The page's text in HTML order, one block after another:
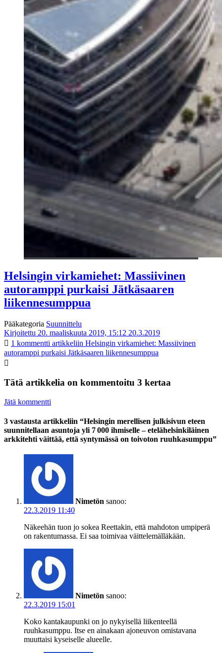
Helsingin virkamiehet: Massiivinen
autoramppi purkaisi Jätkäsaaren
liikennesumppua
Pääkategoria Suunnittelu
Kirjoitettu 20. maaliskuuta 2019, 15:12 20.3.2019
1 kommentti artikkeliin Helsingin virkamiehet: Massiivinen
autoramppi purkaisi Jätkäsaaren liikennesumppua
Tätä artikkelia on kommentoitu 3 kertaa
Jätä kommentti
3 vastausta artikkeliin “Helsingin merellisen julkisivun eteen
suunnitellaan asuntoja yli 7 000 ihmiselle – etelähelsinkiläinen
arkkitehti väittää, että syntymässä on toivoton ruuhkasumppu”
Nimetön sanoo:
22.3.2019 11:40
Näkeehän tuon jo sokea Reettakin, että mahdoton umpiperä
on rakentumassa. Ei saa toimivaa väittelemälläkään.
Nimetön sanoo:
22.3.2019 15:01
Koko kantakaupunki on jo nykyisellä liikenteellä
ruuhkasumppu. Itse en ainakaan ajoneuvon omistavana
muuttaisi kyseiselle alueelle.